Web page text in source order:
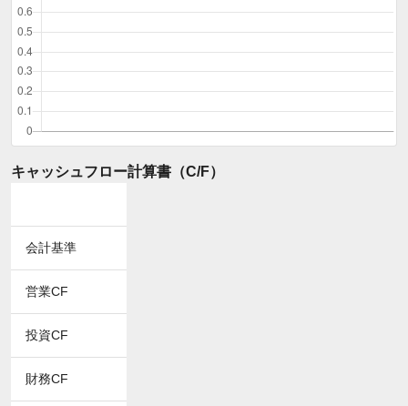
キャッシュフロー計算書（C/F）
会計基準
営業CF
投資CF
財務CF